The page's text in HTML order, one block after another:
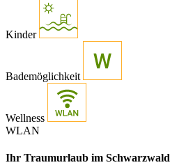
Kinder
Bademöglichkeit
Wellness
WLAN
Ihr Traumurlaub im Schwarzwald